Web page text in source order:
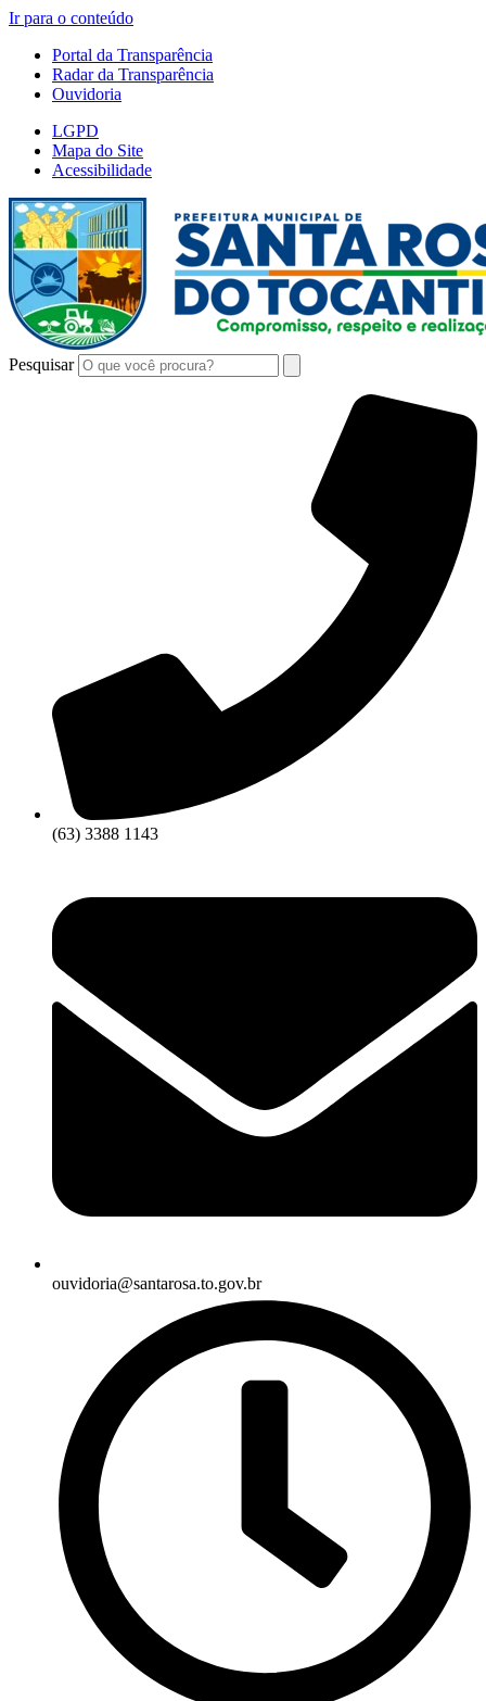
Ir para o conteúdo
Portal da Transparência
Radar da Transparência
Ouvidoria
LGPD
Mapa do Site
Acessibilidade
Pesquisar
(63) 3388 1143
ouvidoria@santarosa.to.gov.br